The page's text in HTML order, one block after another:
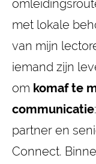
met lokale
van mijn
iemand zijn
om komaf te
communicatie:
partner en
Connect.